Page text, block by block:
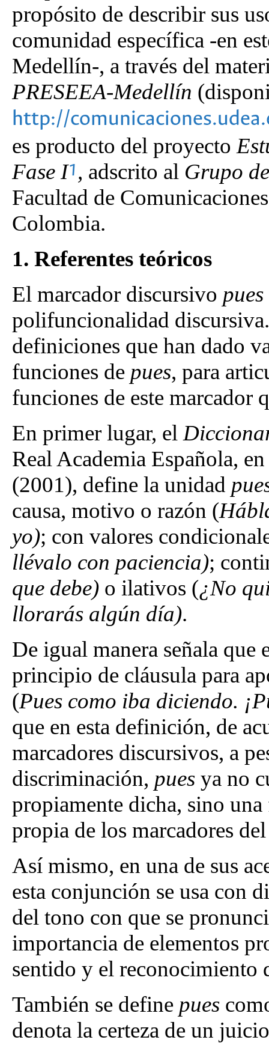
propósito de describir sus
comunidad específica -en
Medellín-, a través del
PRESEEA-Medellín
http://
es producto del proyecto
Fase I1, adscrito al Grupo
Facultad de
Colombia.
1. Referentes teóricos
El marcador discursivo pues
polifuncionalidad
definiciones que han dado
funciones de pues, para
funciones de este marcador
En primer lugar, el
Real Academia Española,
(2001), define la unidad
causa, motivo o razón (
yo); con valores
llévalo con paciencia);
que debe) o ilativos (¿No
llorarás algún día).
De igual manera señala que
principio de cláusula para
(Pues como iba diciendo.
que en esta definición, de
marcadores discursivos, a
discriminación, pues ya no
propiamente dicha, sino
propia de los marcadores
Así mismo, en una de sus
esta conjunción se usa con
del tono con que se
importancia de elementos
sentido y el
También se define pues
denota la certeza de un